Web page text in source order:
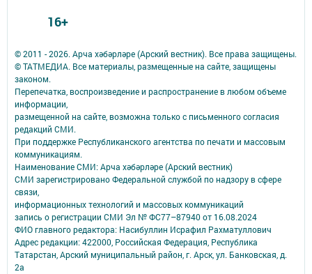
© 2011 - 2026. Арча хәбәрләре (Арский вестник). Все права защищены.
© ТАТМЕДИА. Все материалы, размещенные на сайте, защищены
законом.
Перепечатка, воспроизведение и распространение в любом объеме
информации,
размещенной на сайте, возможна только с письменного согласия
редакций СМИ.
При поддержке Республиканского агентства по печати и массовым
коммуникациям.
Наименование СМИ: Арча хәбәрләре (Арский вестник)
СМИ зарегистрировано Федеральной службой по надзору в сфере
связи,
информационных технологий и массовых коммуникаций
запись о регистрации СМИ Эл № ФС77–87940 от 16.08.2024
ФИО главного редактора: Насибуллин Исрафил Рахматуллович
Адрес редакции: 422000, Российская Федерация, Республика
Татарстан, Арский муниципальный район, г. Арск, ул. Банковская, д.
2а
16+